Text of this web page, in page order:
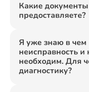
Какие
предоставляете?
Я уже знаю в чем
неисправность и
необходим. Для
диагностику?